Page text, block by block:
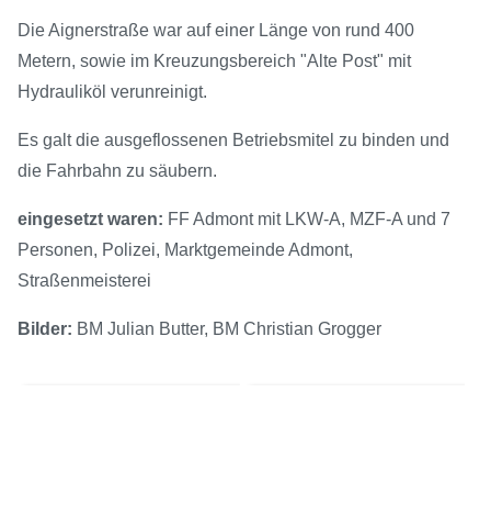
Die Aignerstraße war auf einer Länge von rund 400
Metern, sowie im Kreuzungsbereich "Alte Post" mit
Hydrauliköl verunreinigt.
Es galt die ausgeflossenen Betriebsmitel zu binden und
die Fahrbahn zu säubern.
eingesetzt waren: FF Admont mit LKW-A, MZF-A und 7
Personen, Polizei, Marktgemeinde Admont,
Straßenmeisterei
Bilder: BM Julian Butter, BM Christian Grogger